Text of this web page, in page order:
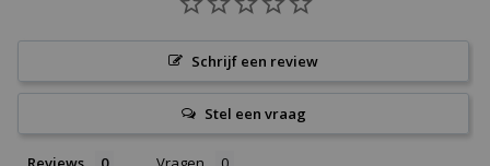
Schrijf een review
Stel een vraag